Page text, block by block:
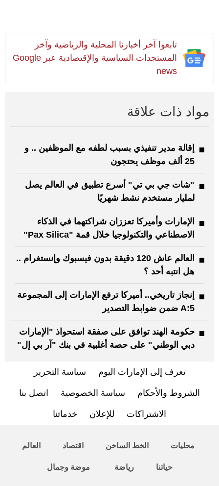
تابعوا آخر أخبارنا المحلية والرياضية وآخر
المستجدات السياسية والإقتصادية عبر Google
news
مواد ذات علاقة
إقالة مدير تنفيذي بسبب لطفه مع الموظفين .. و
25 ألف موظف يحتجون
"شات جي بي تي" أسرع تطبيق في العالم يصل
لمليار مستخدم نشط شهريًا
الإمارات وأميركا تعززان شراكتهما في الذكاء
الاصطناعي والتكنولوجيا خلال قمة "Pax Silica"
العالم عاش 120 دقيقة بدون فيسبوك وإنستغرام ..
هل انتبه أحد ؟
إنجاز تاريخي.. أميركا ترفع الإمارات إلى المجموعة
A:5 ضمن ضوابط التصدير
حكومة الهند توافق على صفقة استحواذ "الإمارات
دبي الوطني" على حصة أغلبية في بنك "آر بي إل"
تعرف إلى الإمارات اليوم سياسة التحرير
الشروط والأحكام سياسة الخصوصية اتصل بنا
الاشتراكات للإعلان خدماتنا
محليات الخط الساخن اقتصاد العالم
حياتنا رياضة موضة وجمال